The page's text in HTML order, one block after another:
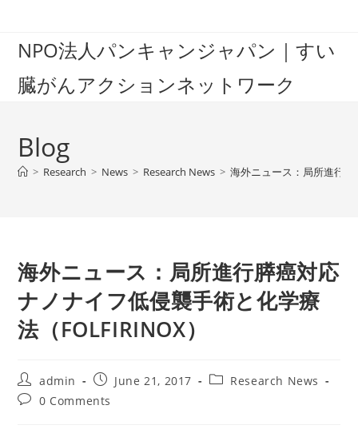
contentNPO法人パンキャンジャパン｜すい
臓がんアクションネットワーク
Blog
> Research > News > Research News > 海外ニュース：局所進行
海外ニュース：局所進行膵癌対応
ナノナイフ低侵襲手術と化学療
法（FOLFIRINOX）
Post
author:
admin
Post
published:
June 21, 2017
PostResearch News
Post0 Comments